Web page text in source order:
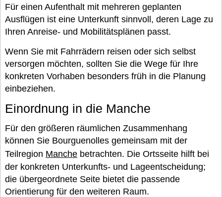
Für einen Aufenthalt mit mehreren geplanten
Ausflügen ist eine Unterkunft sinnvoll, deren Lage zu
Ihren Anreise- und Mobilitätsplänen passt.
Wenn Sie mit Fahrrädern reisen oder sich selbst
versorgen möchten, sollten Sie die Wege für Ihre
konkreten Vorhaben besonders früh in die Planung
einbeziehen.
Einordnung in die Manche
Für den größeren räumlichen Zusammenhang
können Sie Bourguenolles gemeinsam mit der
Teilregion Manche betrachten. Die Ortsseite hilft bei
der konkreten Unterkunfts- und Lageentscheidung;
die übergeordnete Seite bietet die passende
Orientierung für den weiteren Raum.